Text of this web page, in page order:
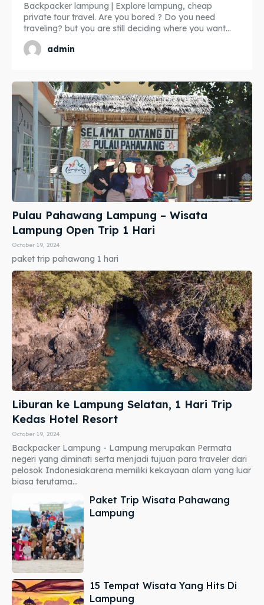
Backpacker lampung | Explore lampung, cheap
private tour travel. Are you bored ? Do you need
traveling? but you are still deciding where you want...
admin
Pulau Pahawang Lampung – Wisata
Lampung Open Trip 1 Hari
October 19, 2024
paket trip pahawang 1 hari
Liburan ke Lampung Selatan, 1 Hari Trip
Kedas Hotel Resort
October 19, 2024
Backpacker Lampung - Lampung merupakan Permata
negeri yang diminati serta menjadi tujuan para traveler dari
pelosok Indonesiakarena memiliki kekayaan alam yang luar
biasa terutama...
Paket Trip Wisata Pahawang
Lampung
15 Tempat Wisata Yang Hits Di
Lampung